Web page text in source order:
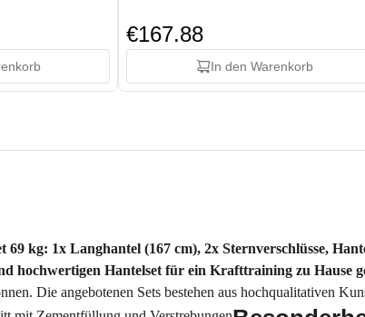
€167.88
In den Warenkorb
69 kg: 1x Langhantel (167 cm), 2x Sternverschlüsse,
hochwertigen Hantelset für ein Krafttraining zu Hause
Die angebotenen Sets bestehen aus hochqualitativen